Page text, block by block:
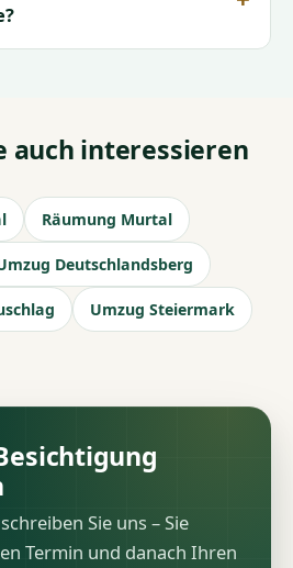
auch interessieren
Räumung Murtal
Deutschlandsberg
Umzug Steiermark
Sie uns – Sie
Termin und danach Ihren